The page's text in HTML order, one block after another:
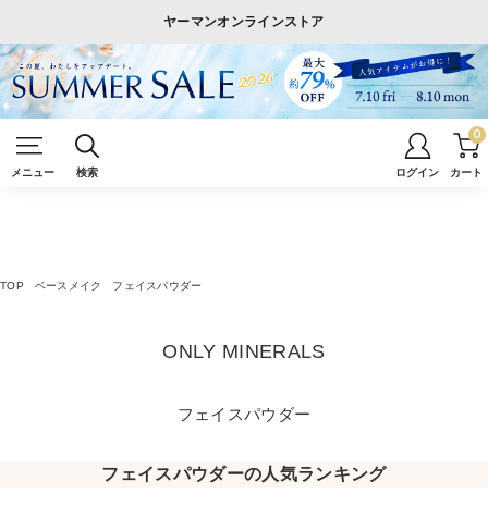
ヤーマンオンラインストア
メニュー 検索 ログイン カート
0
TOP ベースメイク フェイスパウダー
ONLY MINERALS
フェイスパウダー
フェイスパウダーの人気ランキング